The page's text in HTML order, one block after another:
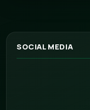
SOCIAL MEDIA